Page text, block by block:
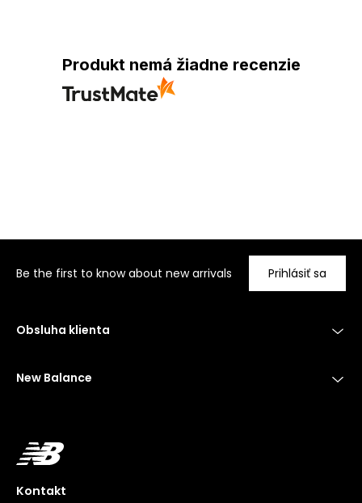
Produkt nemá žiadne recenzie
Be the first to know about new arrivals Prihlásiť sa
Obsluha klienta
New Balance
Kontakt